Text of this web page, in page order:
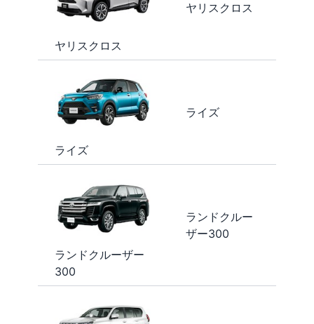
ヤリスクロス
ヤリスクロス
ライズ
ライズ
ランドクルーザー
300
ランドクルー
ザー300